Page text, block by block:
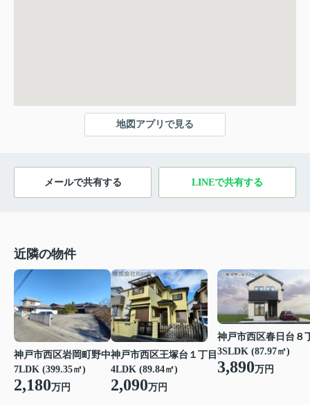
地図アプリで見る
メールで共有する LINEで共有する
近隣の物件
神戸市西区岩岡町野中
7LDK (399.35㎡)
2,180万円
神戸市西区王塚台１丁目
4LDK (89.84㎡)
2,090万円
神戸市西区春日台８
3SLDK (87.97㎡)
3,890万円